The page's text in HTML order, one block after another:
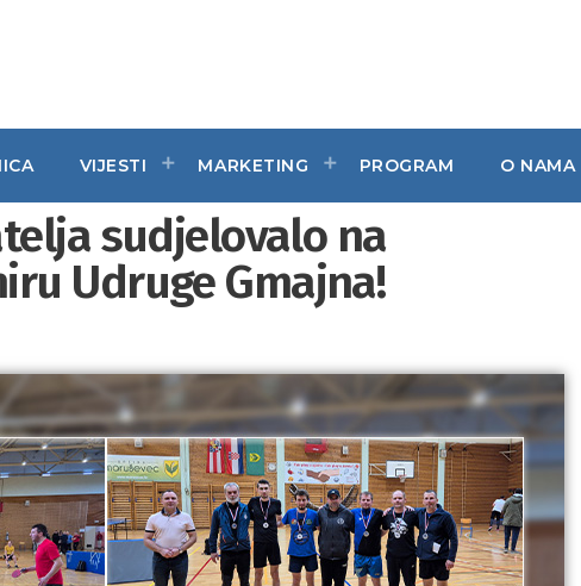
VIJESTI MARKETING PROGRAM O NAMA
sudjelovalo na
Udruge Gmajna!